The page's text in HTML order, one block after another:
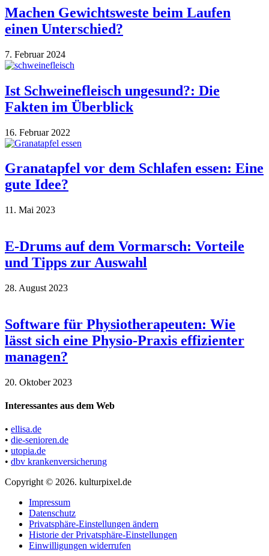
Machen Gewichtsweste beim Laufen
einen Unterschied?
7. Februar 2024
Ist Schweinefleisch ungesund?: Die
Fakten im Überblick
16. Februar 2022
Granatapfel vor dem Schlafen essen: Eine
gute Idee?
11. Mai 2023
E-Drums auf dem Vormarsch: Vorteile
und Tipps zur Auswahl
28. August 2023
Software für Physiotherapeuten: Wie
lässt sich eine Physio-Praxis effizienter
managen?
20. Oktober 2023
Interessantes aus dem Web
• ellisa.de
• die-senioren.de
• utopia.de
• dbv krankenversicherung
Copyright © 2026. kulturpixel.de
Impressum
Datenschutz
Privatsphäre-Einstellungen ändern
Historie der Privatsphäre-Einstellungen
Einwilligungen widerrufen